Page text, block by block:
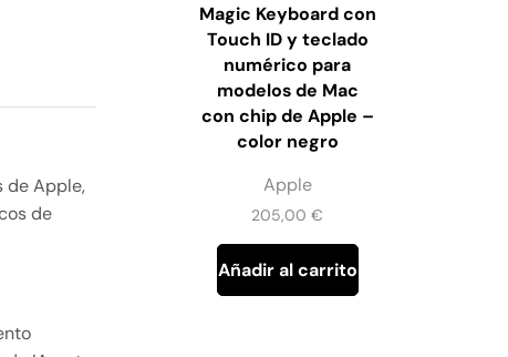
de Apple,
de
Magic Keyboard con
Touch ID y teclado
numérico para
modelos de Mac
con chip de Apple –
color negro
Apple
205,00 €
Añadir al carrito